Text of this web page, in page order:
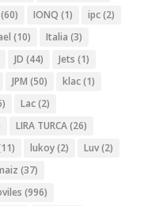
(60) IONQ (1) ipc(2)
(10) Italia (3)
JD (44) Jets (1)
JPM (50) klac(1)
Lac(2)
LIRA TURCA(26)
lukoy(2) Luv(2)
(37)
(996)